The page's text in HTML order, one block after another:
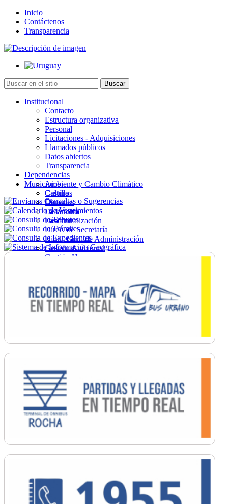
Inicio
Contáctenos
Transparencia
Institucional
Contacto
Estructura organizativa
Personal
Licitaciones - Adquisiciones
Llamados públicos
Datos abiertos
Transparencia
Dependencias
Ambiente y Cambio Climático
Cultura
Deportes
Desarrollo
Descentralización
Direc. de Secretaría
Direc. Gral. de Administración
Gestión Ambiental
Gestión Humana
Ordenamiento
Promoción Social
Salud
Secretaría General
Municipios
Castillos
Chuy
La Paloma
Lascano